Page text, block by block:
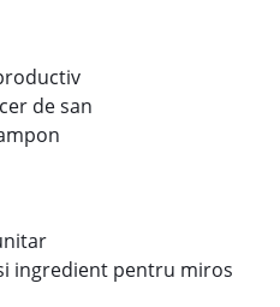
de san
ingredient pentru miros